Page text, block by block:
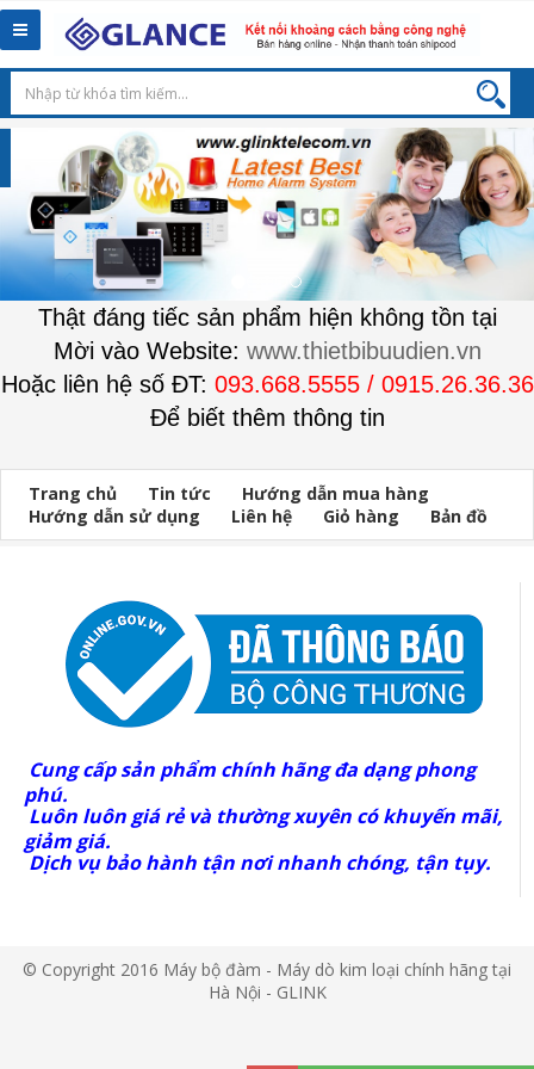
Toggle
navigation
Thật đáng tiếc sản phẩm hiện không tồn tại
Mời vào Website: www.thietbibuudien.vn
Hoặc liên hệ số ĐT: 093.668.5555 / 0915.26.36.36
Để biết thêm thông tin
Trang chủ Tin tức
Hướng dẫn mua hàng
Hướng dẫn sử dụng
Liên hệ Giỏ hàng Bản đồ
Cung cấp sản phẩm chính hãng đa dạng phong
phú.
Luôn luôn giá rẻ và thường xuyên có khuyến mãi,
giảm giá.
Dịch vụ bảo hành tận nơi nhanh chóng, tận tụy.
© Copyright 2016 Máy bộ đàm - Máy dò kim loại chính hãng tại
Hà Nội - GLINK